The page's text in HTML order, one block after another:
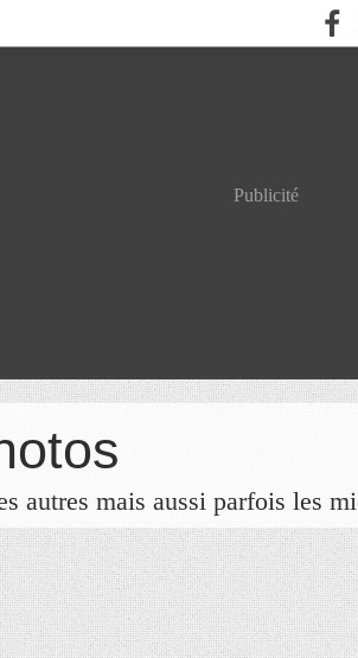
Publicité
autres mais aussi parfois les